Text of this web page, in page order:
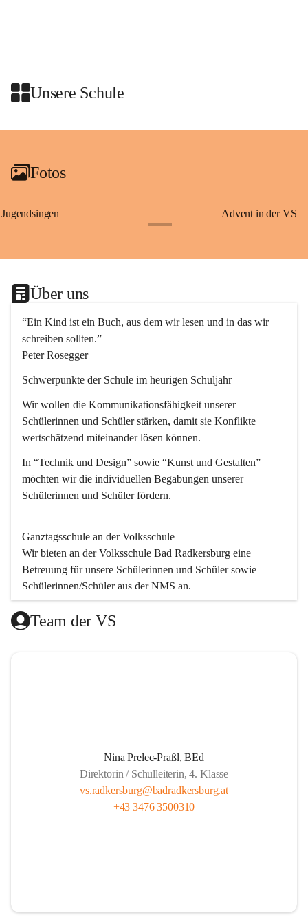
Geschichte der Steiermark verbunden sind.
Unsere Schule
+2
Fotos
Jugendsingen Advent in der VS
Über uns
“Ein Kind ist ein Buch, aus dem wir lesen und in das wir
schreiben sollten.”
Peter Rosegger
Schwerpunkte der Schule im heurigen Schuljahr
Wir wollen die Kommunikationsfähigkeit unserer
Schülerinnen und Schüler stärken, damit sie Konflikte
wertschätzend miteinander lösen können.
In “Technik und Design” sowie “Kunst und Gestalten”
möchten wir die individuellen Begabungen unserer
Schülerinnen und Schüler fördern.
Ganztagsschule an der Volksschule
Wir bieten an der Volksschule Bad Radkersburg eine
Betreuung für unsere Schülerinnen und Schüler sowie
Schülerinnen/Schüler aus der NMS an.
Der Betreuungsteil startet um 11.45 und endet um 17.30.
freitags von 13.00 bis 13.50 statt.
Es besteht für gemeldete Kinder Anwesenheitspflicht bis
16.00. Seit 1. September 2017 gibt es aber die gesetzliche
Klausel, dass auf Verlangen der Eltern die SchülerInnen
Team der VS
Nina Prelec-Praßl, BEd
Direktorin / Schulleiterin, 4. Klasse
vs.radkersburg@badradkersburg.at
+43 3476 3500310